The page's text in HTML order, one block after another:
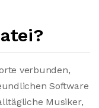
verbunden,
Software
Musiker,